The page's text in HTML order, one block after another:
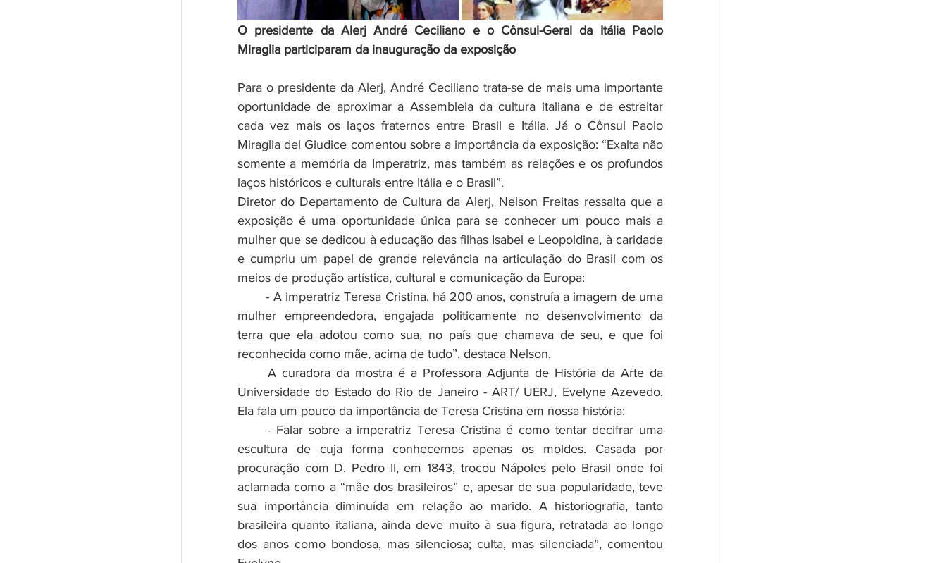
O presidente da Alerj André Ceciliano e o Cônsul-Geral da Itália Paolo
Miraglia participaram da inauguração da exposição
Para o presidente da Alerj, André Ceciliano trata-se de mais uma importante
oportunidade de aproximar a Assembleia da cultura italiana e de estreitar
cada vez mais os laços fraternos entre Brasil e Itália. Já o Cônsul Paolo
Miraglia del Giudice comentou sobre a importância da exposição: “Exalta não
somente a memória da Imperatriz, mas também as relações e os profundos
laços históricos e culturais entre Itália e o Brasil”.
Diretor do Departamento de Cultura da Alerj, Nelson Freitas ressalta que a
exposição é uma oportunidade única para se conhecer um pouco mais a
mulher que se dedicou à educação das filhas Isabel e Leopoldina, à caridade
e cumpriu um papel de grande relevância na articulação do Brasil com os
meios de produção artística, cultural e comunicação da Europa:
	- A imperatriz Teresa Cristina, há 200 anos, construía a imagem de uma
mulher empreendedora, engajada politicamente no desenvolvimento da
terra que ela adotou como sua, no país que chamava de seu, e que foi
reconhecida como mãe, acima de tudo”, destaca Nelson.
Universidade do Estado do Rio de Janeiro - ART/ UERJ, Evelyne Azevedo.
Ela fala um pouco da importância de Teresa Cristina em nossa história:
escultura de cuja forma conhecemos apenas os moldes. Casada por
procuração com D. Pedro II, em 1843, trocou Nápoles pelo Brasil onde foi
aclamada como a “mãe dos brasileiros” e, apesar de sua popularidade, teve
sua importância diminuída em relação ao marido. A historiografia, tanto
brasileira quanto italiana, ainda deve muito à sua figura, retratada ao longo
dos anos como bondosa, mas silenciosa; culta, mas silenciada”, comentou